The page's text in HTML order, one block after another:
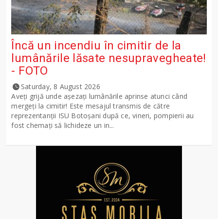
Încă un incendiu în cimitir de la
lumânările lăsate nesupravegheate!
- FOTO
Saturday, 8 August 2026
Aveți grijă unde așezați lumânările aprinse atunci când
mergeți la cimitir! Este mesajul transmis de către
reprezentanții ISU Botoșani după ce, vineri, pompierii au
fost chemați să lichideze un in...